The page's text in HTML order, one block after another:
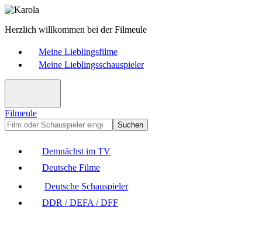
Herzlich willkommen bei der Filmeule
Meine Lieblingsfilme
Meine Lieblingsschauspieler
Filmeule
Suchen
Demnächst im TV
Deutsche Filme
Deutsche Schauspieler
DDR / DEFA / DFF